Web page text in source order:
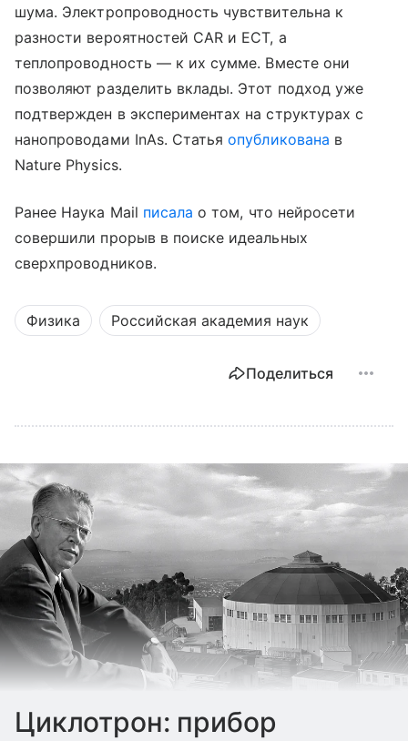
шума. Электропроводность чувствительна к
разности вероятностей CAR и ECT, а
теплопроводность — к их сумме. Вместе они
позволяют разделить вклады. Этот подход уже
подтвержден в экспериментах на структурах с
нанопроводами InAs. Статьяопубликована в
Nature Physics.
Ранее Наука Mail писала о том, что нейросети
совершили прорыв в поиске идеальных
сверхпроводников.
Физика Российская академия наук
Поделиться
Циклотрон: прибор